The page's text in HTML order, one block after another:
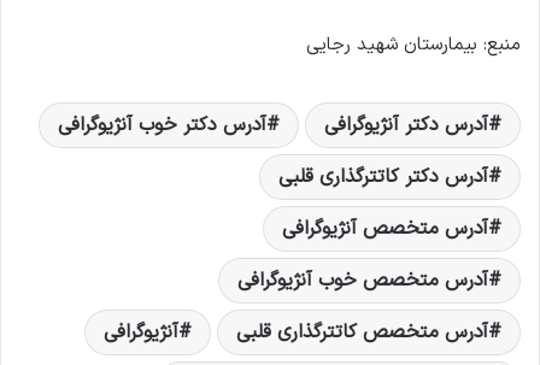
منبع: بیمارستان شهید رجایی
آدرس دکتر آنژیوگرافی
آدرس دکتر خوب آنژیوگرافی
آدرس دکتر کاتترگذاری قلبی
آدرس متخصص آنژیوگرافی
آدرس متخصص خوب آنژیوگرافی
آدرس متخصص کاتترگذاری قلبی
آنژیوگرافی